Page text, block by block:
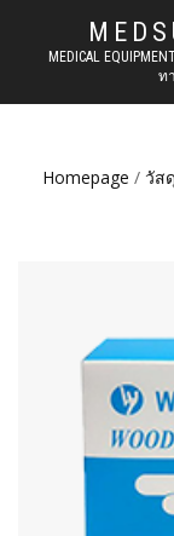
MEDICAL
ท
Homepage / วัส